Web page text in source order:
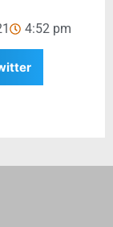
4:52 pm